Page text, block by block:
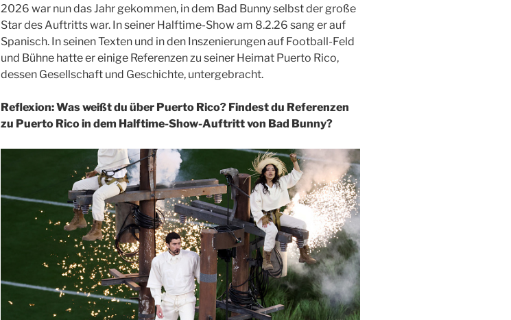
2026 war nun das Jahr gekommen, in dem Bad Bunny selbst der große
Star des Auftritts war. In seiner Halftime-Show am 8.2.26 sang er auf
Spanisch. In seinen Texten und in den Inszenierungen auf Football-Feld
und Bühne hatte er einige Referenzen zu seiner Heimat Puerto Rico,
dessen Gesellschaft und Geschichte, untergebracht.
Reflexion: Was weißt du über Puerto Rico? Findest du Referenzen
zu Puerto Rico in dem Halftime-Show-Auftritt von Bad Bunny?